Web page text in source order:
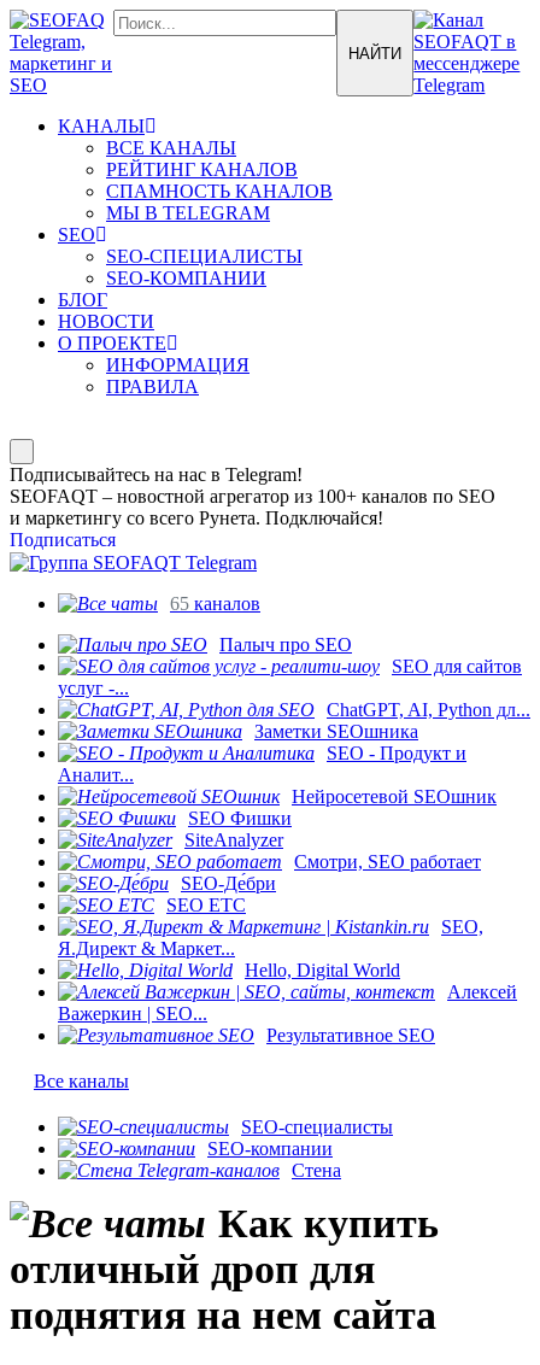
КАНАЛЫ
ВСЕ КАНАЛЫ
РЕЙТИНГ КАНАЛОВ
СПАМНОСТЬ КАНАЛОВ
МЫ В TELEGRAM
SEO
SEO-СПЕЦИАЛИСТЫ
SEO-КОМПАНИИ
БЛОГ
НОВОСТИ
О ПРОЕКТЕ
ИНФОРМАЦИЯ
ПРАВИЛА
Подписывайтесь на нас в Telegram!
SEOFAQT – новостной агрегатор из 100+ каналов по SEO
и маркетингу со всего Рунета. Подключайся!
Подписаться
65 каналов
Палыч про SEO
SEO для сайтов
услуг -...
ChatGPT, AI, Python дл...
Заметки SEOшника
SEO - Продукт и
Аналит...
Нейросетевой SEOшник
SEO Фишки
SiteAnalyzer
Смотри, SEO работает
SEO-Де́бри
SEO ETC
SEO,
Я.Директ & Маркет...
Hello, Digital World
Алексей
Важеркин | SEO...
Результативное SEO
Все каналы
SEO-специалисты
SEO-компании
Стена
Как купить
отличный дроп для
поднятия на нем сайта